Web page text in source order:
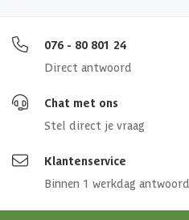
076 - 80 801 24
Direct antwoord
Chat met ons
Stel direct je vraag
Klantenservice
Binnen 1 werkdag antwoord